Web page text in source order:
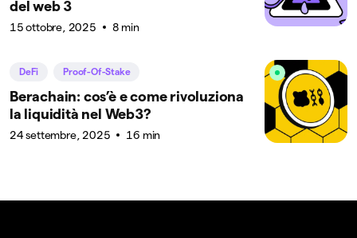
del web 3
15 ottobre, 2025 8 min
DeFi Proof-Of-Stake
Berachain: cos’è e come rivoluziona
la liquidità nel Web3?
24 settembre, 2025 16 min